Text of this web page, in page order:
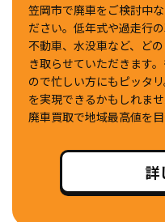
笠岡市で廃車をご検討中
ださい。低年式や過走行
不動車、水没車など、ど
き取らせていただきます
ので忙しい方にもピッタ
を実現できるかもしれま
廃車買取で地域最高値を目
詳